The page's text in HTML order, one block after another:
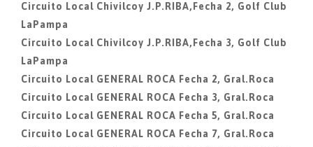
Circuito Local Chivilcoy J.P.RIBA,Fecha 2, Golf Club
LaPampa
Circuito Local Chivilcoy J.P.RIBA,Fecha 3, Golf Club
LaPampa
Circuito Local GENERAL ROCA Fecha 2, Gral.Roca
Circuito Local GENERAL ROCA Fecha 3, Gral.Roca
Circuito Local GENERAL ROCA Fecha 5, Gral.Roca
Circuito Local GENERAL ROCA Fecha 7, Gral.Roca